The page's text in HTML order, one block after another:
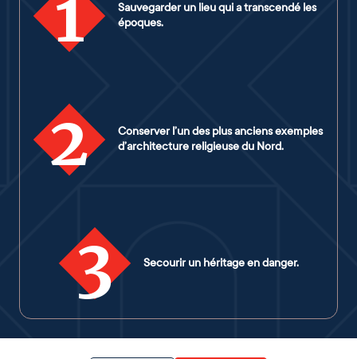
1
Sauvegarder un lieu qui a transcendé les
époques.
2
Conserver l’un des plus anciens exemples
d’architecture religieuse du Nord.
3 Secourir un héritage en danger.